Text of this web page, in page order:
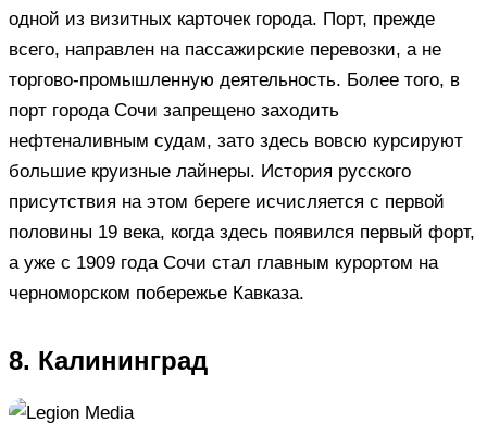
одной из визитных карточек города. Порт, прежде
всего, направлен на пассажирские перевозки, а не
торгово-промышленную деятельность. Более того, в
порт города Сочи запрещено заходить
нефтеналивным судам, зато здесь вовсю курсируют
большие круизные лайнеры. История русского
присутствия на этом береге исчисляется с первой
половины 19 века, когда здесь появился первый форт,
а уже с 1909 года Сочи стал главным курортом на
черноморском побережье Кавказа.
8. Калининград